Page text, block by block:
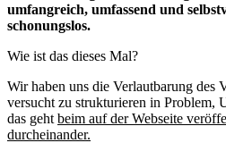
umfangreich, umfassend und
schonungslos.
Wie ist das dieses Mal?
Wir haben uns die Verlautbarung des
versucht zu strukturieren in Problem,
das geht beim auf der Webseite
durcheinander.